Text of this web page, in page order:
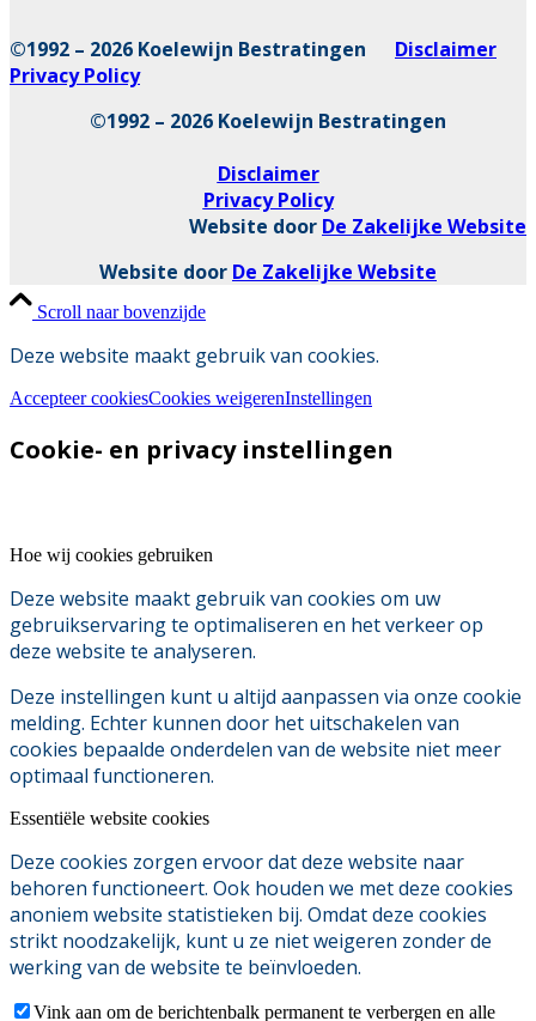
©1992 – 2026 Koelewijn Bestratingen Disclaimer
Privacy Policy
©1992 – 2026 Koelewijn Bestratingen
Disclaimer
Privacy Policy
Website door De Zakelijke Website
Website door De Zakelijke Website
Scroll naar bovenzijde
Deze website maakt gebruik van cookies.
Accepteer cookiesCookies weigerenInstellingen
Cookie- en privacy instellingen
Hoe wij cookies gebruiken
Deze website maakt gebruik van cookies om uw
gebruikservaring te optimaliseren en het verkeer op
deze website te analyseren.
Deze instellingen kunt u altijd aanpassen via onze cookie
melding. Echter kunnen door het uitschakelen van
cookies bepaalde onderdelen van de website niet meer
optimaal functioneren.
Essentiële website cookies
Deze cookies zorgen ervoor dat deze website naar
behoren functioneert. Ook houden we met deze cookies
anoniem website statistieken bij. Omdat deze cookies
strikt noodzakelijk, kunt u ze niet weigeren zonder de
werking van de website te beïnvloeden.
Vink aan om de berichtenbalk permanent te verbergen en alle